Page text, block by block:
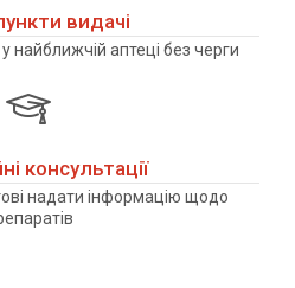
видачі
аптеці без черги
консультації
надати інформацію щодо